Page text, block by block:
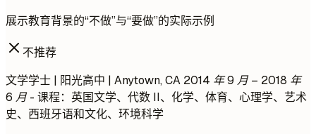
展示教育背景的“不做”与“要做”的实际示例
不推荐
文学学士 | 阳光高中 | Anytown, CA 2014 年 9 月 – 2018 年
6 月- 课程：英国文学、代数 II、化学、体育、心理学、艺术
史、西班牙语和文化、环境科学